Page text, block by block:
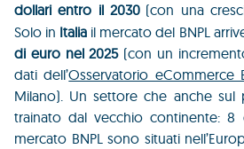
dollari entro il 2030 (con una
Solo in Italia il mercato del BNPL
di euro nel 2025(con un
dati dell’Osservatorio eCommerce
Milano). Un settore che anche sul
trainato dal vecchio continente:
mercato BNPL sono situati